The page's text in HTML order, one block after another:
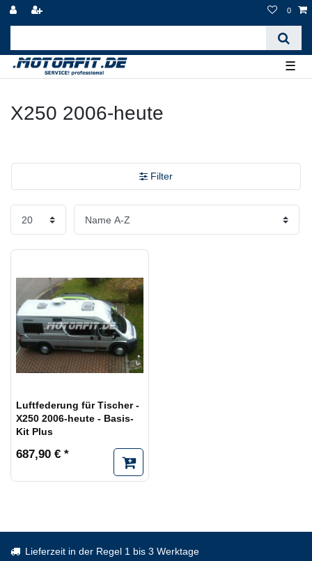
0
☰
X250 2006-heute
Filter
Luftfederung für Tischer -
X250 2006-heute - Basis-
Kit Plus
687,90 € *
Lieferzeit in der Regel 1 bis 3 Werktage